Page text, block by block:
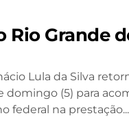
Rio Grande
Lula da Silva
domingo (5) para
federal na prestação...